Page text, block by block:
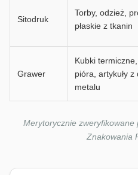
Sitodruk
Torby, odzież,
płaskie z tkanin
Grawer
Kubki
pióra, artykuły z
metalu
Merytorycznie zweryfikowane
Znakowania